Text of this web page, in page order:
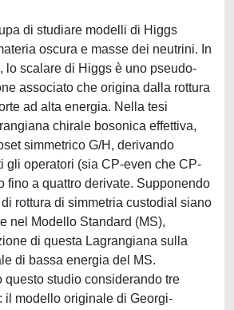
di studiare modelli di Higgs
oscura e masse dei neutrini. In
lo scalare di Higgs è uno pseudo-
associato che origina dalla rottura
ad alta energia. Nella tesi
chirale bosonica effettiva,
simmetrico G/H, derivando
gli operatori (sia CP-even che CP-
fino a quattro derivate. Supponendo
rottura di simmetria custodial siano
nel Modello Standard (MS),
di questa Lagrangiana sulla
di bassa energia del MS.
questo studio considerando tre
il modello originale di Georgi-